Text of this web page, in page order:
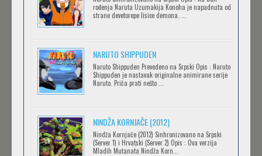
Feb 12 2023 |Gledaj »
SOVA I EKIPA
Feb 12 2023 |Gledaj »
BLOODIVORES
Feb 12 2023 |Gledaj »
rođenja Naruta Uzumakija Konoha je napadnuta od
strane devetorepe lisice demona. ...
NARUTO SHIPPUDEN
Naruto Shippuden Prevedeno na Srpski Opis : Naruto
Shippuden je nastavak originalne animirane serije
Naruto. Priča prati nešto ...
NINDŽA KORNJAČE (2012)
Nindža Kornjače (2012) Sinhronizovano na Srpski
(Server 1) i Hrvatski (Server 2) Opis : Ova verzija
Mladih Mutanata Nindža Korn...